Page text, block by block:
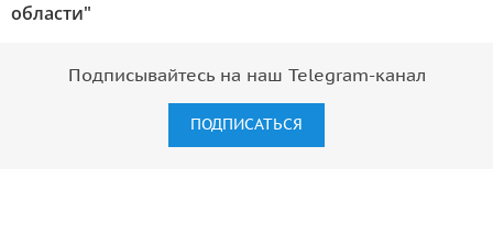
области"
Подписывайтесь на наш Telegram-канал
ПОДПИСАТЬСЯ